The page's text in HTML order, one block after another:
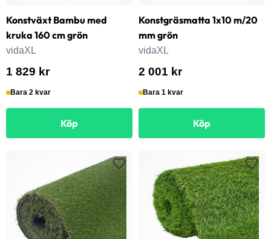
Konstväxt Bambu med
kruka 160 cm grön
vidaXL
1 829 kr
Bara 2 kvar
Köp
Konstgräsmatta 1x10 m/20
mm grön
vidaXL
2 001 kr
Bara 1 kvar
Köp